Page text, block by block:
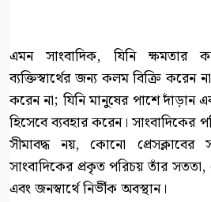
এমন সাংবাদিক, যিনি ক্ষমতার
ব্যক্তিস্বার্থের জন্য কলম বিক্রি
করেন না; যিনি মানুষের পাশে দাঁড়ান
হিসেবে ব্যবহার করেন।
সীমাবদ্ধ নয়, কোনো
সাংবাদিকের প্রকৃত পরিচয় তাঁর
এবং জনস্বার্থে নির্ভীক অবস্থান।